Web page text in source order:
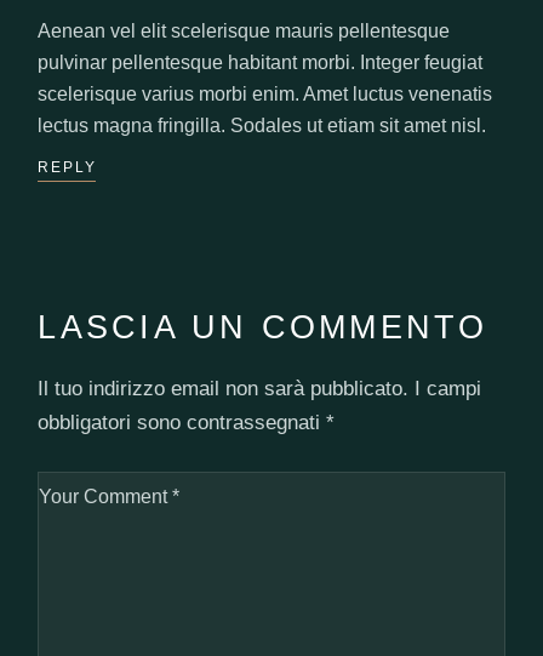
Aenean vel elit scelerisque mauris pellentesque
pulvinar pellentesque habitant morbi. Integer feugiat
scelerisque varius morbi enim. Amet luctus venenatis
lectus magna fringilla. Sodales ut etiam sit amet nisl.
REPLY
LASCIA UN COMMENTO
Il tuo indirizzo email non sarà pubblicato. I campi
obbligatori sono contrassegnati*